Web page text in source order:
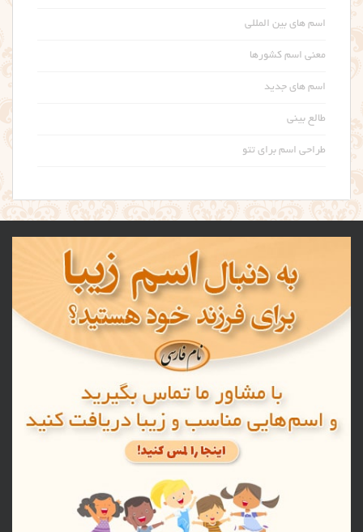
اسم های بین المللی
معنی اسم کشورها
اسم های جدید
طالع بینی
طراحی اسم برای تتو